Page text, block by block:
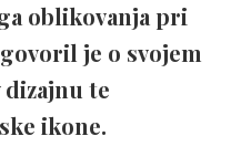
oblikovanja pri
je o svojem
te
ikone.